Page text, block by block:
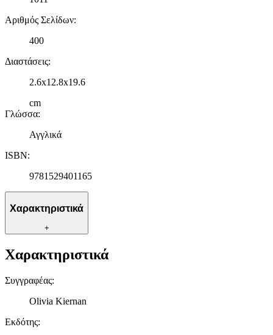
Αριθμός Σελίδων:
400
Διαστάσεις:
2.6x12.8x19.6
cm
Γλώσσα:
Αγγλικά
ISBN:
9781529401165
Χαρακτηριστικά
+
Χαρακτηριστικά
Συγγραφέας:
Olivia Kiernan
Εκδότης: